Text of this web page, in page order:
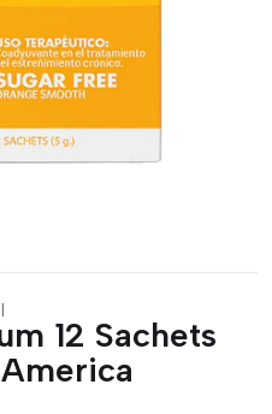
|
12 Sachets